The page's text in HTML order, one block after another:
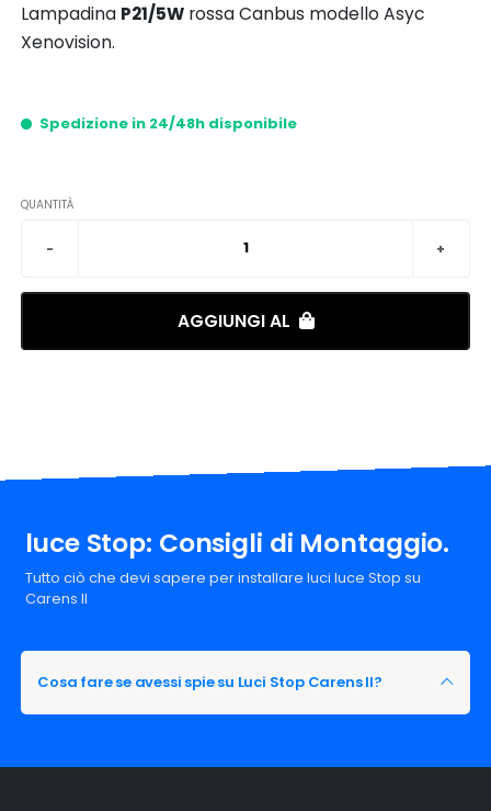
Lampadina P21/5W rossa Canbus modello Asyc
Xenovision.
Spedizione in 24/48h disponibile
QUANTITÀ
AGGIUNGI AL
luce Stop: Consigli di Montaggio.
Tutto ciò che devi sapere per installare luci luce Stop su
Carens II
Cosa fare se avessi spie su Luci Stop Carens II?